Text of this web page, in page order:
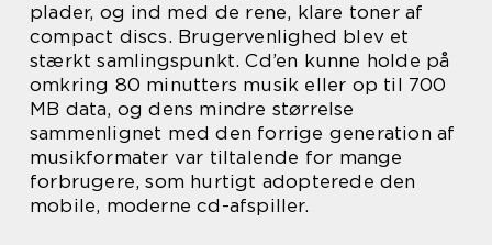
plader, og ind med de rene, klare toner af
compact discs. Brugervenlighed blev et
stærkt samlingspunkt. Cd’en kunne holde på
omkring 80 minutters musik eller op til 700
MB data, og dens mindre størrelse
sammenlignet med den forrige generation af
musikformater var tiltalende for mange
forbrugere, som hurtigt adopterede den
mobile, moderne cd-afspiller.